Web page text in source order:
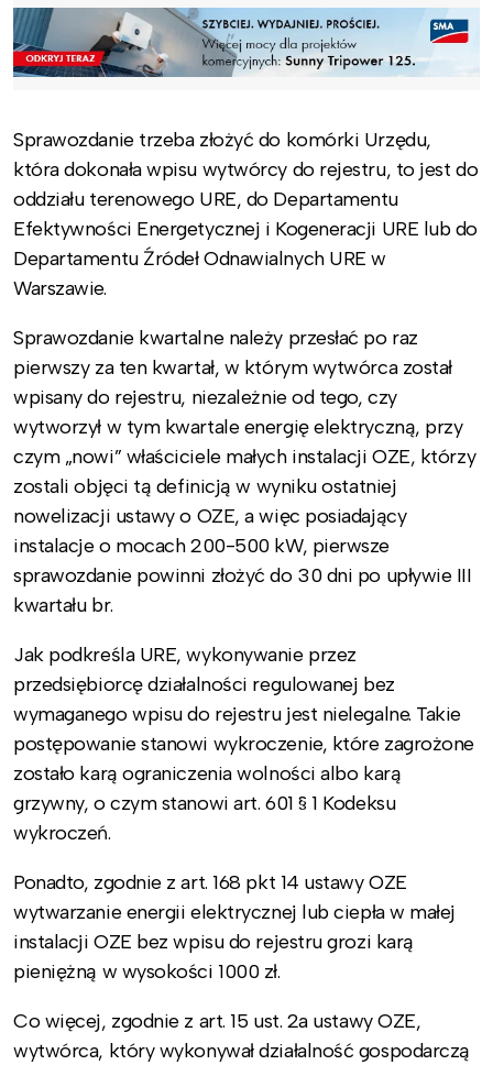
Sprawozdanie trzeba złożyć do komórki Urzędu,
która dokonała wpisu wytwórcy do rejestru, to jest do
oddziału terenowego URE, do Departamentu
Efektywności Energetycznej i Kogeneracji URE lub do
Departamentu Źródeł Odnawialnych URE w
Warszawie.
Sprawozdanie kwartalne należy przesłać po raz
pierwszy za ten kwartał, w którym wytwórca został
wpisany do rejestru, niezależnie od tego, czy
wytworzył w tym kwartale energię elektryczną, przy
czym „nowi” właściciele małych instalacji OZE, którzy
zostali objęci tą definicją w wyniku ostatniej
nowelizacji ustawy o OZE, a więc posiadający
instalacje o mocach 200-500 kW, pierwsze
sprawozdanie powinni złożyć do 30 dni po upływie III
kwartału br.
Jak podkreśla URE, wykonywanie przez
przedsiębiorcę działalności regulowanej bez
wymaganego wpisu do rejestru jest nielegalne. Takie
postępowanie stanowi wykroczenie, które zagrożone
zostało karą ograniczenia wolności albo karą
grzywny, o czym stanowi art. 601 § 1 Kodeksu
wykroczeń.
Ponadto, zgodnie z art. 168 pkt 14 ustawy OZE
wytwarzanie energii elektrycznej lub ciepła w małej
instalacji OZE bez wpisu do rejestru grozi karą
pieniężną w wysokości 1000 zł.
Co więcej, zgodnie z art. 15 ust. 2a ustawy OZE,
wytwórca, który wykonywał działalność gospodarczą